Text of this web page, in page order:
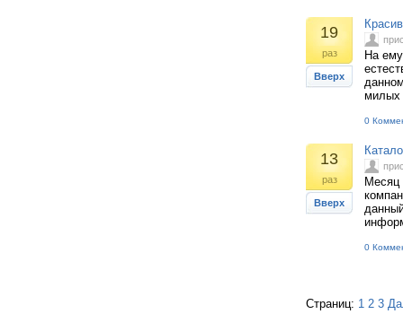
19
раз
Вверх
На
милых
0
13
раз
Вверх
Месяц
0
Страниц: 1 2 3